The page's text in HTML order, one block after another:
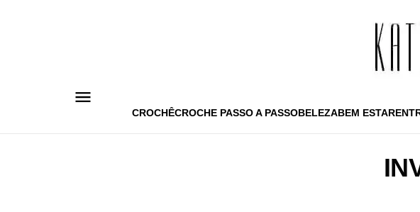
CROCHÊCROCHE PASSO A PASSOBELEZABEM ESTAR